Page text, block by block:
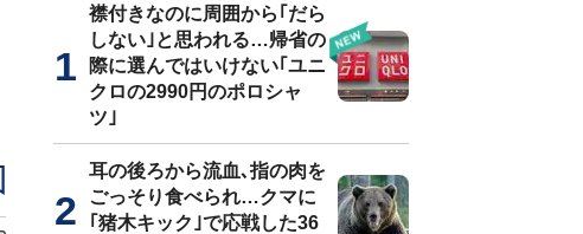
襟付きなのに周囲から｢だら
しない｣と思われる…帰省の
際に選んではいけない｢ユニ
クロの2990円のポロシャ
ツ｣
耳の後ろから流血､指の肉を
ごっそり食べられ…クマに
｢猪木キック｣で応戦した36